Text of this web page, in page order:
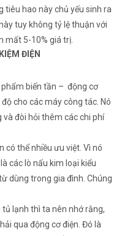
tiêu hao này chủ yếu sinh ra
tuy không tỷ lệ thuận với
mất 5-10% giá trị.
ĐIỆN
biến tần – động cơ
cho các máy công tác. Nó
và đòi hỏi thêm các chi phí
có thể nhiều ưu việt. Vì nó
các lò nấu kim loại kiểu
dùng trong gia đình. Chúng
tủ lạnh thì ta nên nhớ rằng,
qua động cơ điện. Đó là